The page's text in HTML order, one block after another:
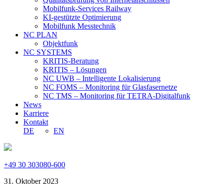
Mobilfunk-Services Railway
KI-gestützte Optimierung
Mobilfunk Messtechnik
NC PLAN
Objektfunk
NC SYSTEMS
KRITIS-Beratung
KRITIS – Lösungen
NC UWB – Intelligente Lokalisierung
NC FOMS – Monitoring für Glasfasernetze
NC TMS – Monitoring für TETRA-Digitalfunk
News
Karriere
Kontakt
DE
EN
+49 30 303080-600
31. Oktober 2023